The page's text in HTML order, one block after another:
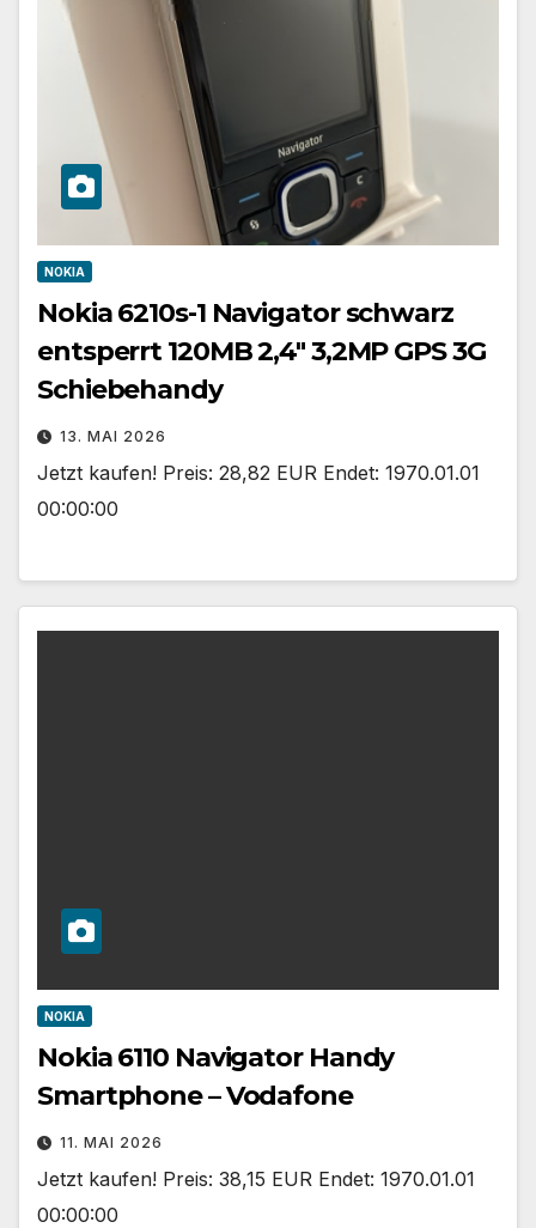
NOKIA
Nokia 6210s-1 Navigator schwarz
entsperrt 120MB 2,4″ 3,2MP GPS 3G
Schiebehandy
13. MAI 2026
Jetzt kaufen! Preis: 28,82 EUR Endet: 1970.01.01
00:00:00
NOKIA
Nokia 6110 Navigator Handy
Smartphone – Vodafone
11. MAI 2026
Jetzt kaufen! Preis: 38,15 EUR Endet: 1970.01.01
00:00:00